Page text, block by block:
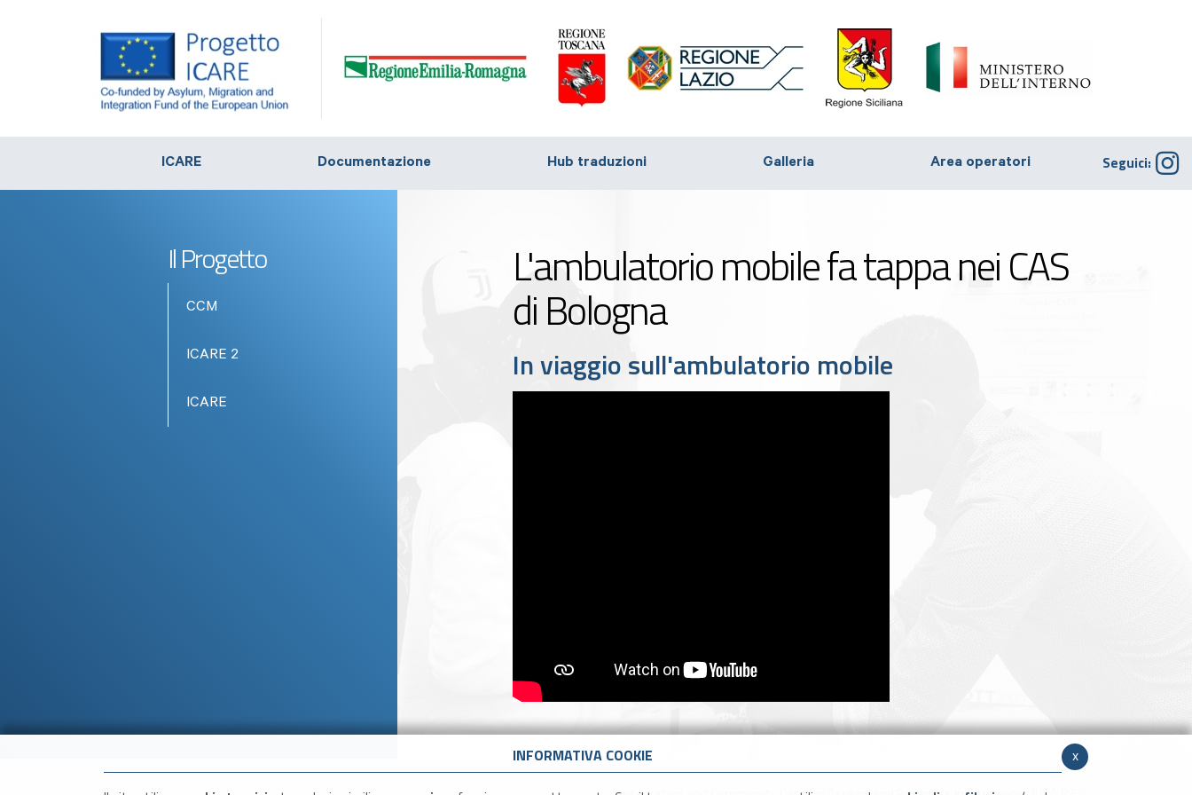
ICARE Documentazione Hub traduzioni Galleria Area operatori Seguici:
Il Progetto
CCM
ICARE 2
ICARE
L'ambulatorio mobile fa tappa nei CAS
di Bologna
In viaggio sull'ambulatorio mobile
x
INFORMATIVA COOKIE